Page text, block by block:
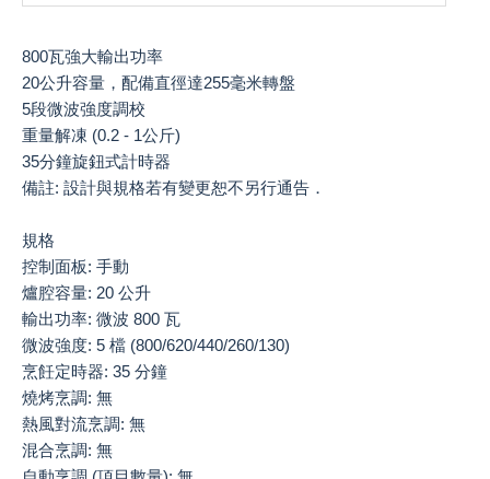
800瓦強大輸出功率
20公升容量，配備直徑達255毫米轉盤
5段微波強度調校
重量解凍 (0.2 - 1公斤)
35分鐘旋鈕式計時器
備註: 設計與規格若有變更恕不另行通告．
規格
控制面板: 手動
爐腔容量: 20 公升
輸出功率: 微波 800 瓦
微波強度: 5 檔 (800/620/440/260/130)
烹飪定時器: 35 分鐘
燒烤烹調: 無
熱風對流烹調: 無
混合烹調: 無